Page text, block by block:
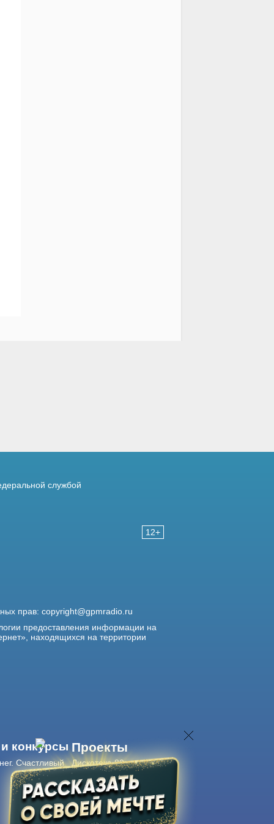
12+
службой
прав: copyright@gpmradio.ru
предоставления информации на
находящихся на территории
конкурсы
Счастливый
Проекты
Дискотека 80-х
Живые концерты
Журнал Авторадио
Авторадиов смартфоне